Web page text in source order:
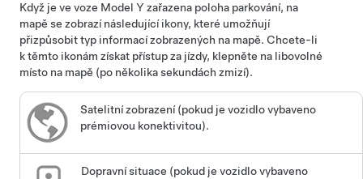
Když je ve voze Model Y zařazena poloha parkování, na
mapě se zobrazí následující ikony, které umožňují
přizpůsobit typ informací zobrazených na mapě. Chcete-li
k těmto ikonám získat přístup za jízdy, klepněte na libovolné
místo na mapě (po několika sekundách zmizí).
Satelitní zobrazení (pokud je vozidlo vybaveno
prémiovou konektivitou).
Dopravní situace (pokud je vozidlo vybaveno